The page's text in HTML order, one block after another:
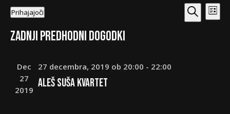
Dogodki
Navigacija
Iskanje
Prihajajoči
datum.
Zadnji predhodni Dogodki
Dec
27
2019
27 decembra, 2019 ob 20:00 - 22:00
Aleš Suša Kvartet